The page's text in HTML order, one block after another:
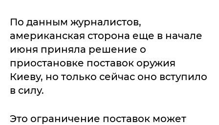
По данным журналистов,
американская сторона еще в начале
июня приняла решение о
приостановке поставок оружия
Киеву, но только сейчас оно вступило
в силу.
Это ограничение поставок может